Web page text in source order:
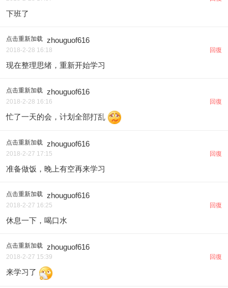
下班了
点击重新加载 zhouguof616
2018-2-28 16:18 回復
现在整理思绪，重新开始学习
点击重新加载 zhouguof616
2018-2-28 16:16 回復
忙了一天的会，计划全部打乱
点击重新加载 zhouguof616
2018-2-27 17:15 回復
准备做饭，晚上有空再来学习
点击重新加载 zhouguof616
2018-2-27 16:25 回復
休息一下，喝口水
点击重新加载 zhouguof616
2018-2-27 15:39 回復
来学习了